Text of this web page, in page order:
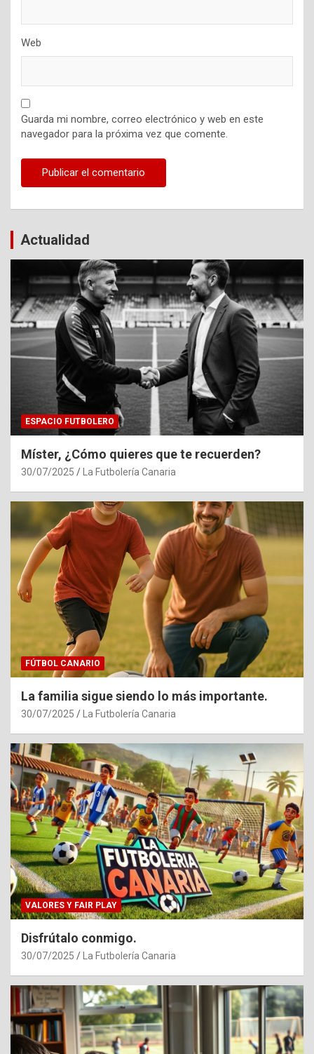
Web
Guarda mi nombre, correo electrónico y web en este
navegador para la próxima vez que comente.
Actualidad
ESPACIO FUTBOLERO
Míster, ¿Cómo quieres que te recuerden?
30/07/2025 La Futbolería Canaria
FÚTBOL CANARIO
La familia sigue siendo lo más importante.
30/07/2025 La Futbolería Canaria
VALORES Y FAIR PLAY
Disfrútalo conmigo.
30/07/2025 La Futbolería Canaria